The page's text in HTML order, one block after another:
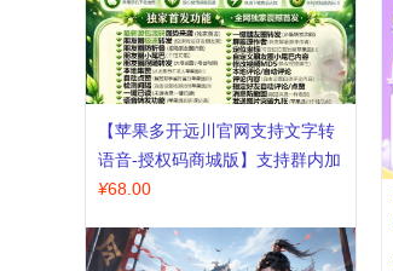
【苹果多开远川官网支持文字转
语音-授权码商城版】支持群内加
好友
¥68.00